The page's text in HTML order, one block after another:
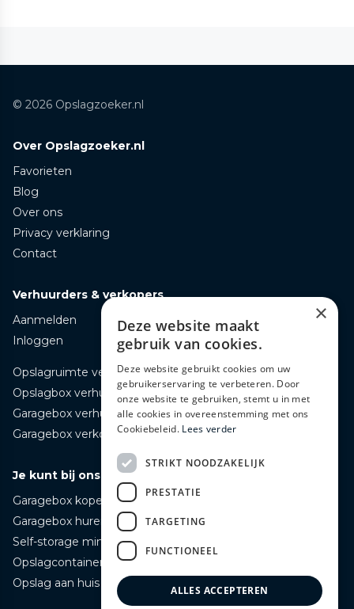
© 2026 Opslagzoeker.nl
Over Opslagzoeker.nl
Favorieten
Blog
Over ons
Privacy verklaring
Contact
Verhuurders & verkopers
Aanmelden
Inloggen
Opslagruimte verhuren
Opslagbox verhuren
Garagebox verhuren
Garagebox verkopen
Je kunt bij ons terecht voor
Garagebox kopen
Garagebox huren
Self-storage mini opslag huren
Opslagcontainer huren
Opslag aan huis bezorgd huren
×
Deze website maakt
gebruik van cookies.
Deze website gebruikt cookies om uw
gebruikerservaring te verbeteren. Door
onze website te gebruiken, stemt u in met
alle cookies in overeenstemming met ons
Cookiebeleid. Lees verder
STRIKT NOODZAKELIJK
PRESTATIE
TARGETING
FUNCTIONEEL
ALLES ACCEPTEREN